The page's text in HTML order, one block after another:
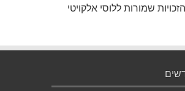
שמורות ללוסי אלקויטי